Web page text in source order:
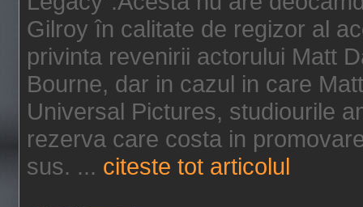
Gilroy în calitate de regizor al
privinta revenirii actorului Matt
Bourne, dar in cazul in care
Universal Pictures, studiourile
rezerva care costa in
sus. ... citeste tot articolul